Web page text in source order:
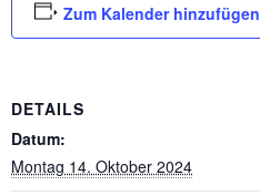
Zum Kalender hinzufügen
DETAILS
Datum:
Montag 14. Oktober 2024